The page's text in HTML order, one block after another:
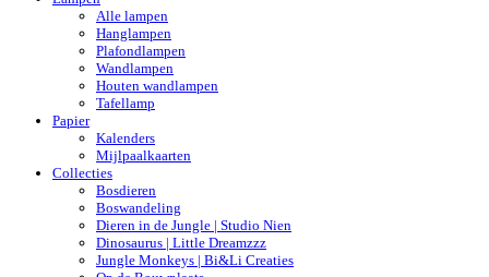
Alle lampen
Hanglampen
Plafondlampen
Wandlampen
Houten wandlampen
Tafellamp
Papier
Kalenders
Mijlpaalkaarten
Collecties
Bosdieren
Boswandeling
Dieren in de Jungle | Studio Nien
Dinosaurus | Little Dreamzzz
Jungle Monkeys | Bi&Li Creaties